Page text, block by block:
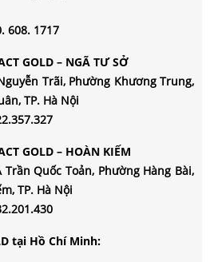
608. 1717
GOLD – NGÃ TƯ SỞ
Trãi, Phường Khương Trung,
TP. Hà Nội
GOLD – HOÀN KIẾM
Quốc Toản, Phường Hàng Bài,
TP. Hà Nội
tạiHồ Chí Minh: